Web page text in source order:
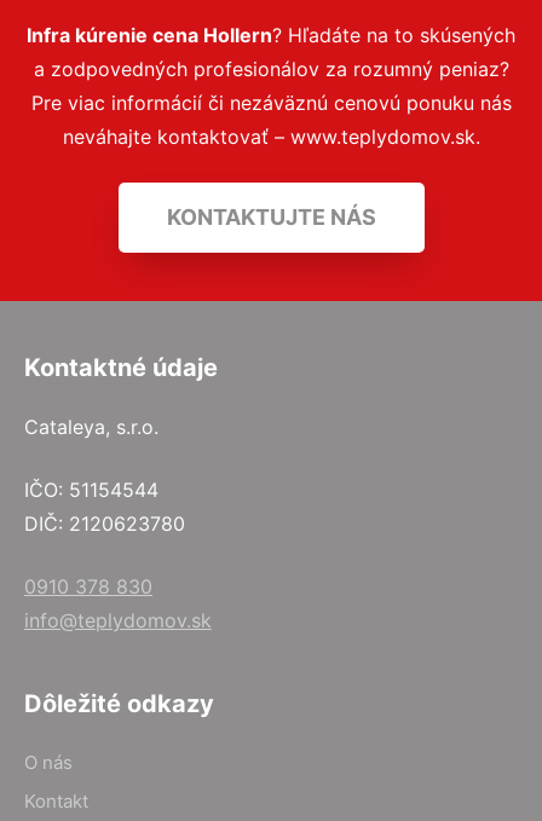
Infra kúrenie cena Hollern? Hľadáte na to skúsených
a zodpovedných profesionálov za rozumný peniaz?
Pre viac informácií či nezáväznú cenovú ponuku nás
neváhajte kontaktovať – www.teplydomov.sk.
KONTAKTUJTE NÁS
Kontaktné údaje
Cataleya, s.r.o.
IČO: 51154544
DIČ: 2120623780
0910 378 830
info@teplydomov.sk
Dôležité odkazy
O nás
Kontakt